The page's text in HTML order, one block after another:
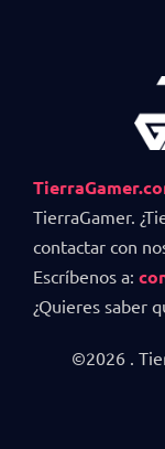
TierraGamer.
contactar con
Escríbenos a:
¿Quieres saber
©2026 .